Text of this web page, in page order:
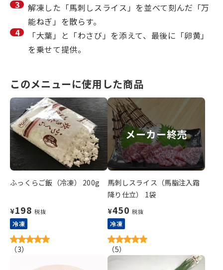
解凍した「馬刺しスライス」を並べて刻んだ「万
能ねぎ」を散らす。
「大葉」と「わさび」を添えて、最後に「卵黄」
を乗せて提供。
このメニューに使用した商品
ふっくらご飯（冷凍） 200g
¥198 税抜
冷凍
（3）
メーカー終売
馬刺しスライス（馬脂注入霜
降り仕立） 1袋
¥450 税抜
冷凍
（5）